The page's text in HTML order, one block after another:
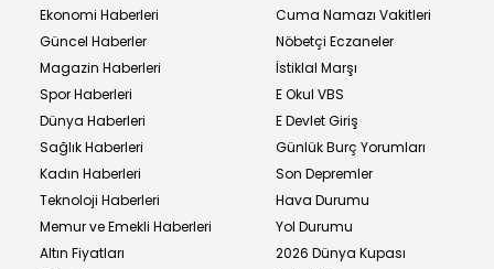
Ekonomi Haberleri
Güncel Haberler
Magazin Haberleri
Spor Haberleri
Dünya Haberleri
Sağlık Haberleri
Kadın Haberleri
Teknoloji Haberleri
Memur ve Emekli Haberleri
Altın Fiyatları
Cuma Namazı Vakitleri
Nöbetçi Eczaneler
İstiklal Marşı
E Okul VBS
E Devlet Giriş
Günlük Burç Yorumları
Son Depremler
Hava Durumu
Yol Durumu
2026 Dünya Kupası